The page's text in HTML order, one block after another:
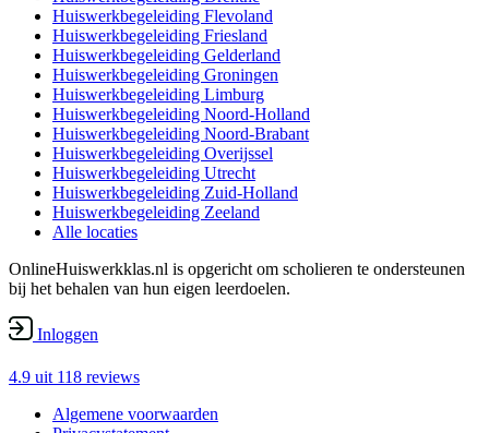
Huiswerkbegeleiding Flevoland
Huiswerkbegeleiding Friesland
Huiswerkbegeleiding Gelderland
Huiswerkbegeleiding Groningen
Huiswerkbegeleiding Limburg
Huiswerkbegeleiding Noord-Holland
Huiswerkbegeleiding Noord-Brabant
Huiswerkbegeleiding Overijssel
Huiswerkbegeleiding Utrecht
Huiswerkbegeleiding Zuid-Holland
Huiswerkbegeleiding Zeeland
Alle locaties
OnlineHuiswerkklas.nl is opgericht om scholieren te ondersteunen
bij het behalen van hun eigen leerdoelen.
Inloggen
4.9 uit 118 reviews
Algemene voorwaarden